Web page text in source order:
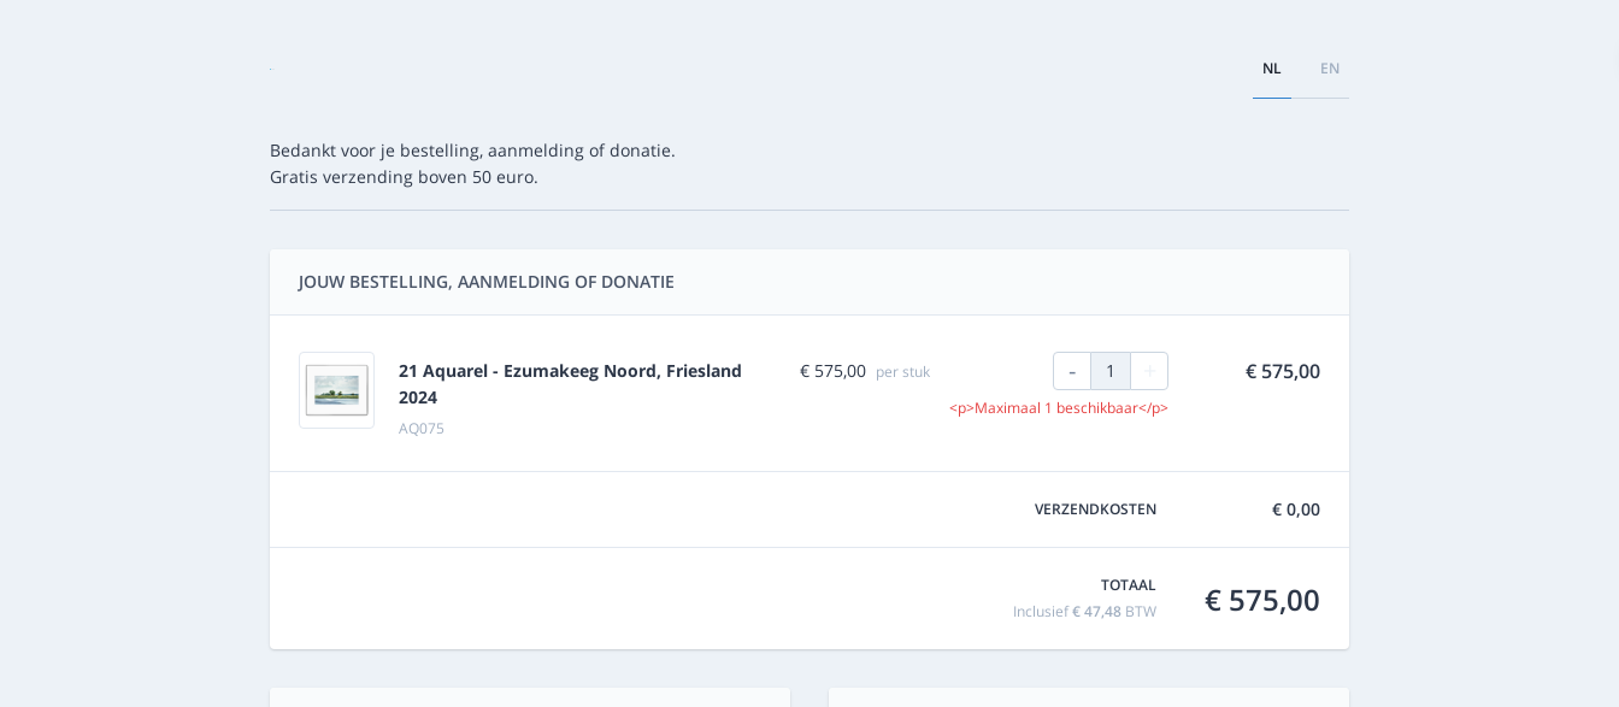
NL EN
Bedankt voor je bestelling, aanmelding of donatie.
Gratis verzending boven 50 euro.
JOUW BESTELLING, AANMELDING OF DONATIE
21 Aquarel - Ezumakeeg Noord, Friesland
2024
AQ075
€ 575,00 per stuk - 1
<p>Maximaal 1 beschikbaar</p>
€ 575,00
VERZENDKOSTEN € 0,00
TOTAAL
Inclusief€ 47,48 BTW € 575,00